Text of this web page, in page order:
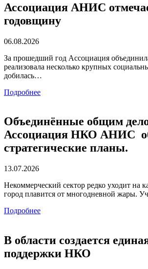
Ассоциация АНИС
годовщину
06.08.2026
За прошедший год Ассоциация
реализовала несколько крупных
добилась…
Подробнее
Объединённые общим
Ассоциация НКО АНИС
стратегические планы.
13.07.2026
Некоммерческий сектор редко уходит на
город плавится от многодневной жары.
Подробнее
В области создается
поддержки НКО